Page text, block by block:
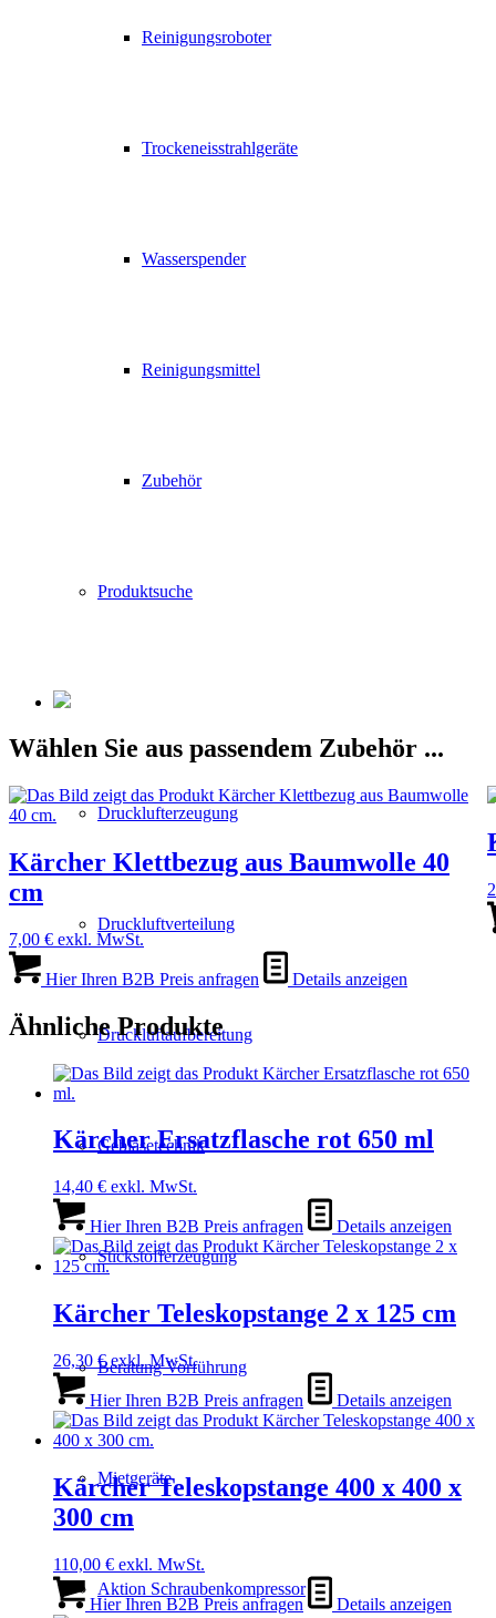
Reinigungsroboter
Trockeneisstrahlgeräte
Wasserspender
Reinigungsmittel
Zubehör
Produktsuche
Drucklufterzeugung
Druckluftverteilung
Druckluftaufbereitung
Gebläsetechnik
Stickstofferzeugung
Beratung Vorführung
Mietgeräte
Aktion Schraubenkompressor
Wählen Sie aus passendem Zubehör ...
Kärcher Klettbezug aus Baumwolle 40
cm
7,00 € exkl. MwSt.
Hier Ihren B2B Preis anfragen Details anzeigen
Ähnliche Produkte
Kärcher Ersatzflasche rot 650 ml
14,40 € exkl. MwSt.
Hier Ihren B2B Preis anfragen Details anzeigen
Kärcher Teleskopstange 2 x 125 cm
26,30 €exkl. MwSt.
Hier Ihren B2B Preis anfragen Details anzeigen
Kärcher Teleskopstange 400 x 400 x
300 cm
110,00 € exkl. MwSt.
Hier Ihren B2B Preis anfragen Details anzeigen